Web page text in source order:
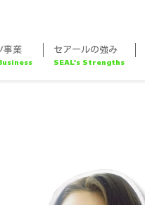
事業 セアールの強み